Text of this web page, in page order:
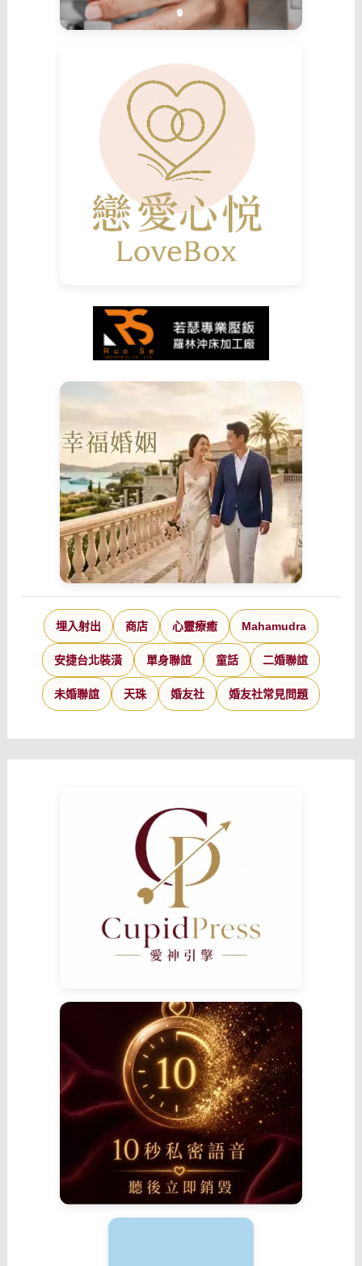
埋入射出 商店 心靈療癒 Mahamudra
安捷台北裝潢 單身聯誼 童話 二婚聯誼
未婚聯誼 天珠 婚友社 婚友社常見問題